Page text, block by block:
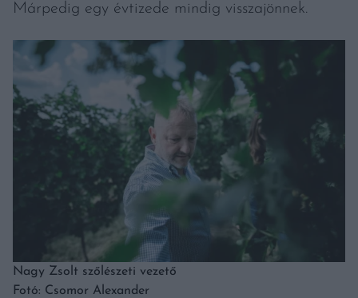
Márpedig egy évtizede mindig visszajönnek.
Nagy Zsolt szőlészeti vezető
Fotó: Csomor Alexander